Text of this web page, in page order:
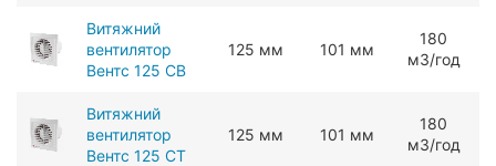
Витяжний
вентилятор
Вентс 125 СВ
125 мм 101 мм
180
мЗ/год
Витяжний
вентилятор
Вентс 125 СТ
125 мм 101 мм
180
мЗ/год